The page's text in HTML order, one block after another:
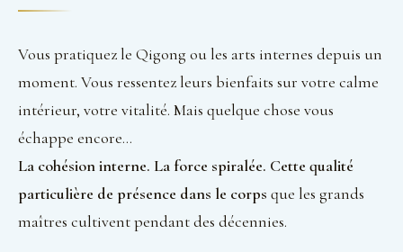
Vous pratiquez le Qigong ou les arts internes depuis un
moment. Vous ressentez leurs bienfaits sur votre calme
intérieur, votre vitalité. Mais quelque chose vous
échappe encore…
La cohésion interne. La force spiralée. Cette qualité
particulière de présence dans le corps que les grands
maîtres cultivent pendant des décennies.